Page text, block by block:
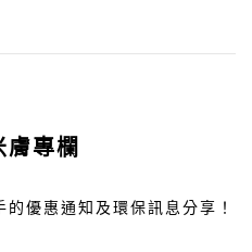
膚專欄
優惠通知及環保訊息分享！